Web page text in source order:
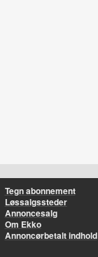
Tegn abonnement
Løssalgssteder
Annoncesalg
Om Ekko
Annoncørbetalt indhold